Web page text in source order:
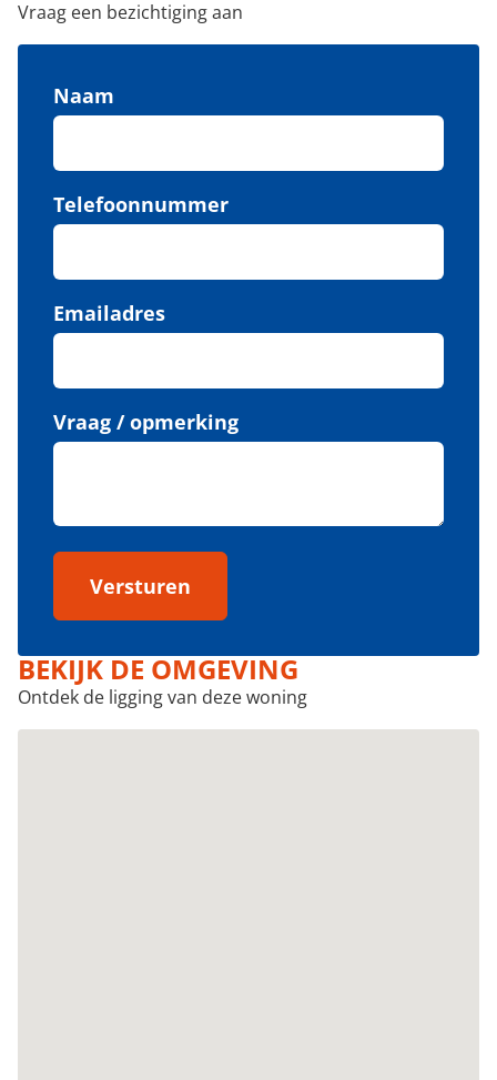
Vraag een bezichtiging aan
Naam
Telefoonnummer
Emailadres
Vraag / opmerking
Versturen
BEKIJK DE OMGEVING
Ontdek de ligging van deze woning